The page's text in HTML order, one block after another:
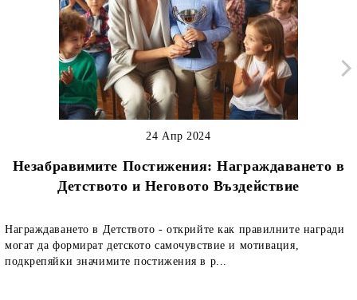
Незабравимите Постижения: Награждаването в
Детството и Неговото Въздействие
24 Апр 2024
Награждаването в Детството - открийте как правилните награди
могат да формират детското самочувствие и мотивация,
подкрепяйки значимите постижения в р...